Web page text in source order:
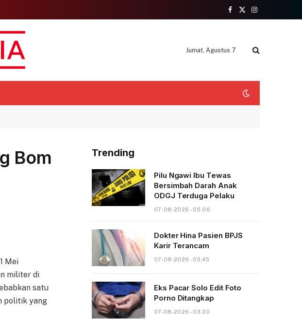
Facebook
X
Instagram
Jumat, Agustus 7
Bom
Mei
militer di
satu
politik yang
Trending
Pilu Ngawi Ibu Tewas
Bersimbah Darah Anak
ODGJ Terduga Pelaku
07-08-2026 - 05.06
Dokter Hina Pasien BPJS
Karir Terancam
07-08-2026 - 03.45
Eks Pacar Solo Edit Foto
Porno Ditangkap
07-08-2026 - 03.30